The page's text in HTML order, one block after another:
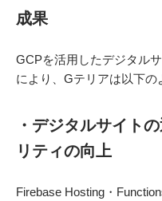
成果
GCPを活用したデジタル
により、Gテリアは以下の
・デジタルサイト
リティの向上
Firebase Hosting・